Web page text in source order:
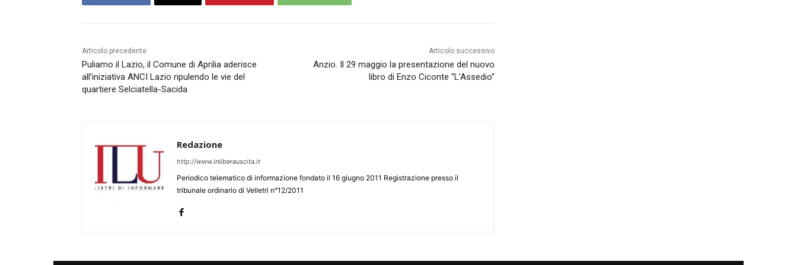
Articolo precedente
Puliamo il Lazio, il Comune di Aprilia aderisce
all’iniziativa ANCI Lazio ripulendo le vie del
quartiere Selciatella-Sacida
Articolo successivo
Anzio. Il 29 maggio la presentazione del nuovo
libro di Enzo Ciconte “L’Assedio”
Redazione
http://www.inliberauscita.it
Periodico telematico di informazione fondato il 16 giugno 2011 Registrazione presso il
tribunale ordinario di Velletri n°12/2011